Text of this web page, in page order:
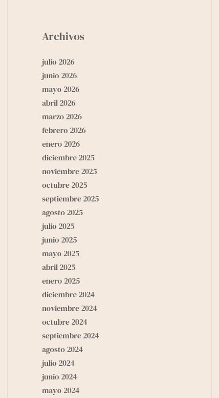
Archivos
julio 2026
junio 2026
mayo 2026
abril 2026
marzo 2026
febrero 2026
enero 2026
diciembre 2025
noviembre 2025
octubre 2025
septiembre 2025
agosto 2025
julio 2025
junio 2025
mayo 2025
abril 2025
enero 2025
diciembre 2024
noviembre 2024
octubre 2024
septiembre 2024
agosto 2024
julio 2024
junio 2024
mayo 2024